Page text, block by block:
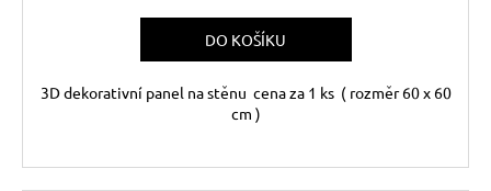
DO KOŠÍKU
3D dekorativní panel na stěnu cena za 1 ks ( rozměr 60 x 60
cm )